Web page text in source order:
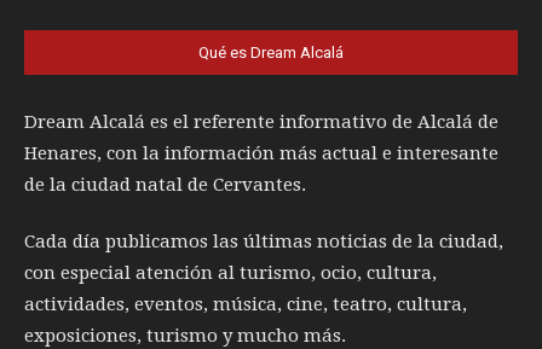
Qué es Dream Alcalá
Dream Alcalá es el referente informativo de Alcalá de
Henares, con la información más actual e interesante
de la ciudad natal de Cervantes.
Cada día publicamos las últimas noticias de la ciudad,
con especial atención al turismo, ocio, cultura,
actividades, eventos, música, cine, teatro, cultura,
exposiciones, turismo y mucho más.